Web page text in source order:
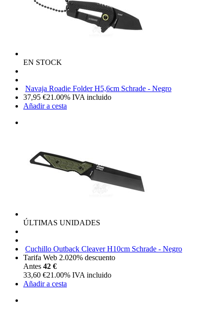
EN STOCK
Navaja Roadie Folder H5,6cm Schrade - Negro
37,95 €21.00% IVA incluido
Añadir a cesta
ÚLTIMAS UNIDADES
Cuchillo Outback Cleaver H10cm Schrade - Negro
Tarifa Web 2.020% descuento
Antes 42 €
33,60 €21.00% IVA incluido
Añadir a cesta